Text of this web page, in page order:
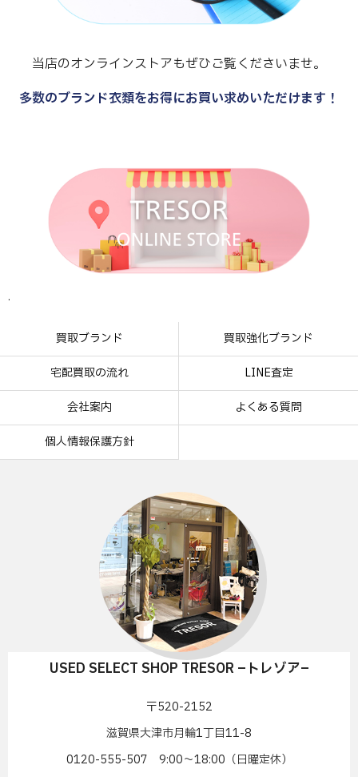
当店のオンラインストアもぜひご覧くださいませ。
多数のブランド衣類をお得にお買い求めいただけます！
.
買取ブランド 買取強化ブランド
宅配買取の流れ LINE査定
会社案内 よくある質問
個人情報保護方針
USED SELECT SHOP TRESOR –トレゾア–
〒520-2152
滋賀県大津市月輪1丁目11-8
0120-555-507 9:00〜18:00（日曜定休）